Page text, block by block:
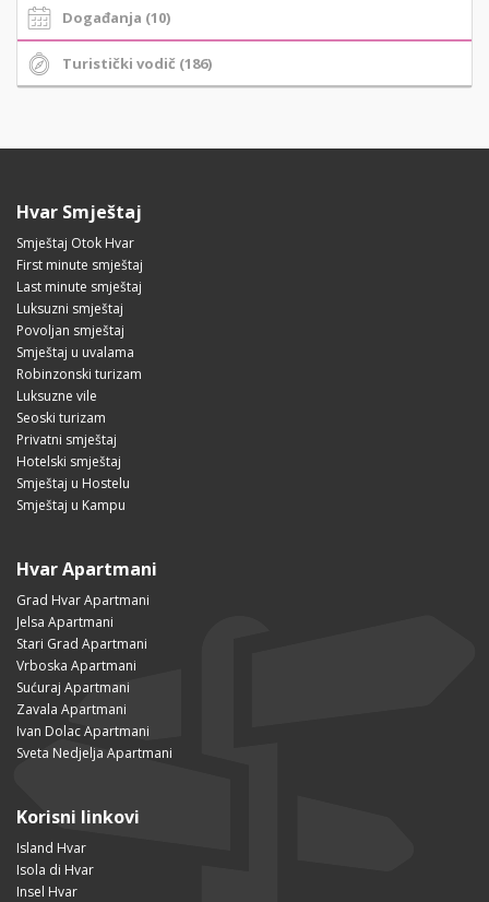
Događanja (10)
Turistički vodič (186)
Hvar Smještaj
Smještaj Otok Hvar
First minute smještaj
Last minute smještaj
Luksuzni smještaj
Povoljan smještaj
Smještaj u uvalama
Robinzonski turizam
Luksuzne vile
Seoski turizam
Privatni smještaj
Hotelski smještaj
Smještaj u Hostelu
Smještaj u Kampu
Hvar Apartmani
Grad Hvar Apartmani
Jelsa Apartmani
Stari Grad Apartmani
Vrboska Apartmani
Sućuraj Apartmani
Zavala Apartmani
Ivan Dolac Apartmani
Sveta Nedjelja Apartmani
Korisni linkovi
Island Hvar
Isola di Hvar
Insel Hvar